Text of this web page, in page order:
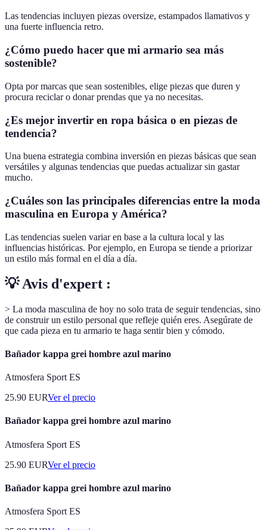
Las tendencias incluyen piezas oversize, estampados llamativos y
una fuerte influencia retro.
¿Cómo puedo hacer que mi armario sea más
sostenible?
Opta por marcas que sean sostenibles, elige piezas que duren y
procura reciclar o donar prendas que ya no necesitas.
¿Es mejor invertir en ropa básica o en piezas de
tendencia?
Una buena estrategia combina inversión en piezas básicas que sean
versátiles y algunas tendencias que puedas actualizar sin gastar
mucho.
¿Cuáles son las principales diferencias entre la moda
masculina en Europa y América?
Las tendencias suelen variar en base a la cultura local y las
influencias históricas. Por ejemplo, en Europa se tiende a priorizar
un estilo más formal en el día a día.
💡 Avis d'expert :
> La moda masculina de hoy no solo trata de seguir tendencias, sino
de construir un estilo personal que refleje quién eres. Asegúrate de
que cada pieza en tu armario te haga sentir bien y cómodo.
Bañador kappa grei hombre azul marino
Atmosfera Sport ES
25.90 EURVer el precio
Bañador kappa grei hombre azul marino
Atmosfera Sport ES
25.90 EURVer el precio
Bañador kappa grei hombre azul marino
Atmosfera Sport ES